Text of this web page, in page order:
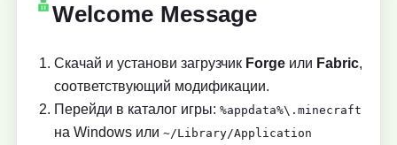
Welcome Message
Скачай и установи загрузчик Forge или Fabric,
соответствующий модификации.
Перейди в каталог игры: %appdata%\.minecraft
на Windows или ~/Library/Application